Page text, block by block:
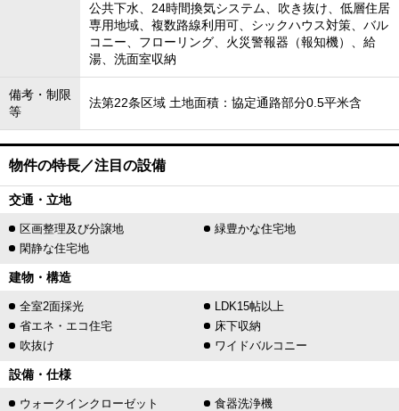
公共下水、24時間換気システム、吹き抜け、低層住居
専用地域、複数路線利用可、シックハウス対策、バル
コニー、フローリング、火災警報器（報知機）、給
湯、洗面室収納
備考・制限
等
法第22条区域 土地面積：協定通路部分0.5平米含
物件の特長／注目の設備
交通・立地
区画整理及び分譲地
緑豊かな住宅地
閑静な住宅地
建物・構造
全室2面採光
LDK15帖以上
省エネ・エコ住宅
床下収納
吹抜け
ワイドバルコニー
設備・仕様
ウォークインクローゼット
食器洗浄機